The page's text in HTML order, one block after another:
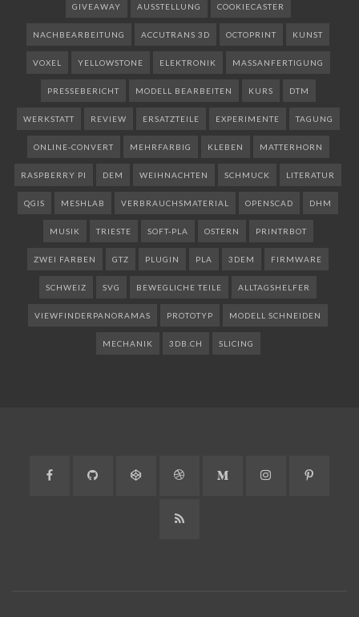
GIVEAWAY AUSSTELLUNG COOKIECASTER
NACHBEARBEITUNG ACCUTRANS 3D OCTOPRINT KUNST
VOXEL YELLOWSTONE ELEKTRONIK MASSANFERTIGUNG
PRESSEBERICHT MODELL BEARBEITEN KURS DTM
WERKSTATT REVIEW ERSATZTEILE EXPERIMENTE TAGUNG
ONLINE-CONVERT MEHRFARBIG KLEBEN MATTERHORN
RASPBERRY PI DEM WEIHNACHTEN SCHMUCK LITERATUR
QGIS MESHLAB VERBRAUCHSMATERIAL OPENSCAD DHM
MUSIK TRIESTE SOFT-PLA OSTERN PRINTRBOT
ZWEI FARBEN GTZ PLUGIN PLA 3DEM FIRMWARE
SCHWEIZ SVG BEWEGLICHE TEILE ALLTAGSHELFER
VIEWFINDERPANORAMAS PROTOTYP MODELL SCHNEIDEN
MECHANIK 3DB.CH SLICING
Facebook GitHub CodePen DribbbleMedium Instagram
RSS